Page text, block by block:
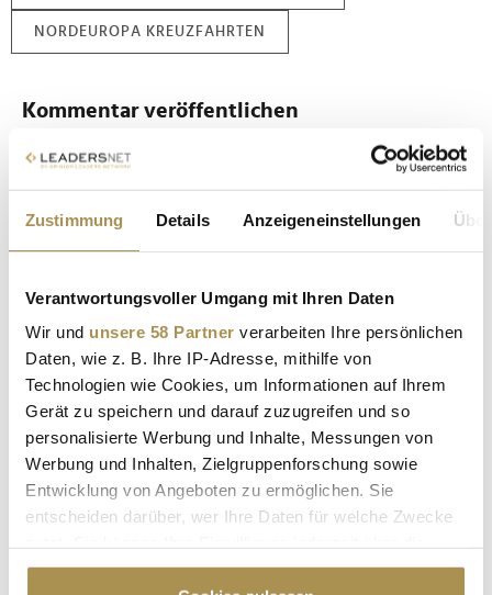
Zustimmung Details Anzeigeneinstellungen
Verantwortungsvoller Umgang mit Ihren Daten
Wir und unsere 58 Partner verarbeiten Ihre persönlichen
Daten, wie z. B. Ihre IP-Adresse, mithilfe von
Technologien wie Cookies, um Informationen auf Ihrem
Gerät zu speichern und darauf zuzugreifen und so
personalisierte Werbung und Inhalte, Messungen von
Werbung und Inhalten, Zielgruppenforschung sowie
Entwicklung von Angeboten zu ermöglichen. Sie
entscheiden darüber, wer Ihre Daten für welche Zwecke
Cookie-Erklärung oder durch Klicken auf das Privacy
NORDEUROPA KREUZFAHRTEN
Kommentar veröffentlichen
Autor:*
Kommentar:*
Sicherheitscode bestätigen:*